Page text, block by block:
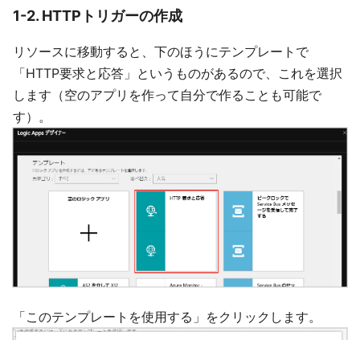
1-2. HTTPトリガーの作成
リソースに移動すると、下のほうにテンプレートで
「HTTP要求と応答」というものがあるので、これを選択
します（空のアプリを作って自分で作ることも可能で
す）。
「このテンプレートを使用する」をクリックします。